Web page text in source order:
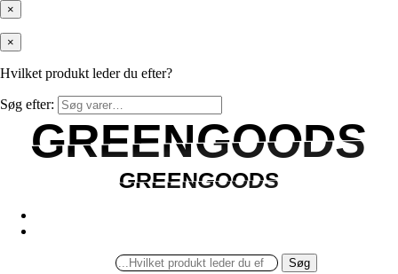
×
×
Hvilket produkt leder du efter?
Søg efter:
GREENGOODS
GREENGOODS
GREENGOODS
GREENGOODS
Søg